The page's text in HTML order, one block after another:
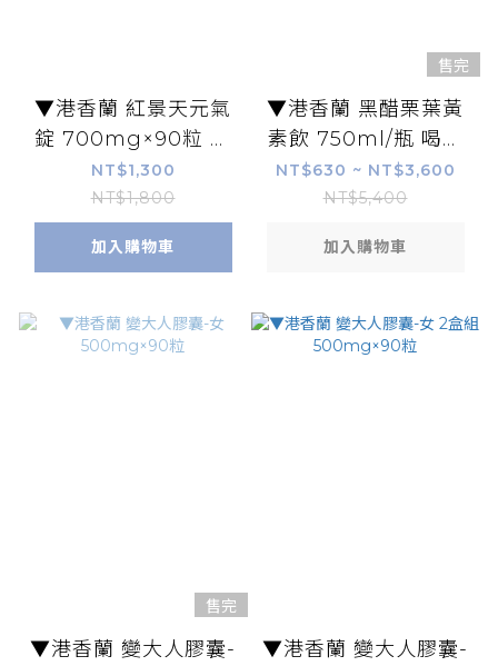
▼港香蘭 紅景天元氣
錠 700mg×90粒 單
罐組
NT$1,300
NT$1,800
加入購物車
售完
▼港香蘭 黑醋栗葉黃
素飲 750ml/瓶 喝的
葉黃素 具實體店面
NT$630 ~ NT$3,600
NT$5,400
加入購物車
售完
▼港香蘭 變大人膠囊-
▼港香蘭 變大人膠囊-